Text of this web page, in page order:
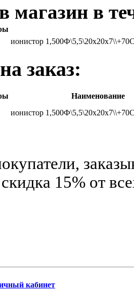
магазин в
ионистор
заказ:
Наименование
ионистор
15% от
кабинет